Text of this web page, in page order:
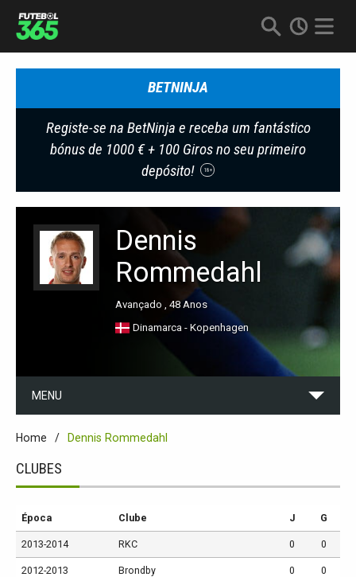
BETNINJA
Registe-se na BetNinja e receba um fantástico
bónus de 1000 € + 100 Giros no seu primeiro
depósito!
18+
Dennis
Rommedahl
Avançado , 48 Anos
Dinamarca - Kopenhagen
MENU
Home Dennis Rommedahl
CLUBES
Época Clube J G
2013-2014 RKC 0 0
2012-2013 Brondby 0 0